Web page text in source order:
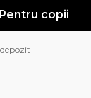
Pentru copii